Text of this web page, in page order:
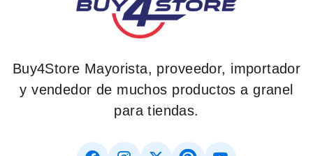
Buy4Store Mayorista, proveedor, importador
y vendedor de muchos productos a granel
para tiendas.